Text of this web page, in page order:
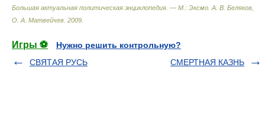
Большая актуальная политическая энциклопедия. — М.: Эксмо А. В. Беляков,
О. А. Матвейчев 2009
Игры ⚽
Нужно решить контрольную?
СВЯТАЯ РУСЬ
СМЕРТНАЯ КАЗНЬ